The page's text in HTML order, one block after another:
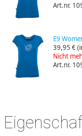
Art.nr.
E9
39,95 €
Nicht
Art.nr.